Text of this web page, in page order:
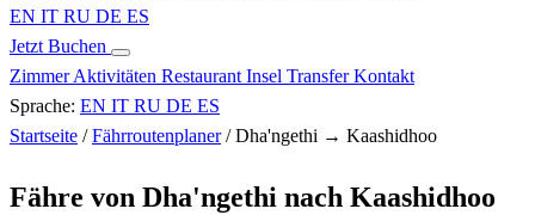
EN IT RU DE ES
Jetzt Buchen
ZimmerAktivitäten Restaurant Insel TransferKontakt
Sprache: EN IT RU DE ES
Startseite / Fährroutenplaner / Dha'ngethi → Kaashidhoo
Fähre von Dha'ngethi nach Kaashidhoo